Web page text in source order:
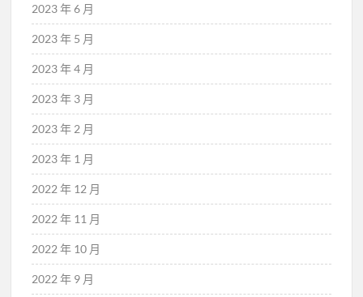
2023 年 6 月
2023 年 5 月
2023 年 4 月
2023 年 3 月
2023 年 2 月
2023 年 1 月
2022 年 12 月
2022 年 11 月
2022 年 10 月
2022 年 9 月